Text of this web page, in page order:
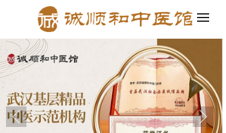
序四合一，轻松创建企业官网和小程序！ 2.百度智能建